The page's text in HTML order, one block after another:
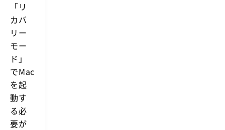
「リ
カバ
リー
モー
ド」
でMac
を起
動す
る必
要が